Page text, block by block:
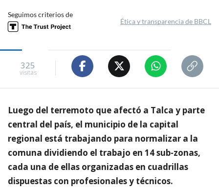
Seguimos criterios de
Ética y transparencia de BBCL
325
visitas
Luego del terremoto que afectó a Talca y parte
central del país, el municipio de la capital
regional está trabajando para normalizar a la
comuna dividiendo el trabajo en 14 sub-zonas,
cada una de ellas organizadas en cuadrillas
dispuestas con profesionales y técnicos.